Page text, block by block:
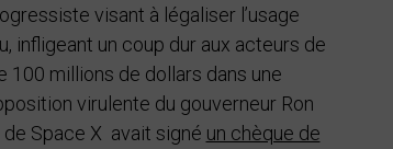
visant à légaliser l’usage
infligeant un coup dur aux acteurs de
100 millions de dollars dans une
virulente du gouverneur Ron
de Space X avait signé un chèque de